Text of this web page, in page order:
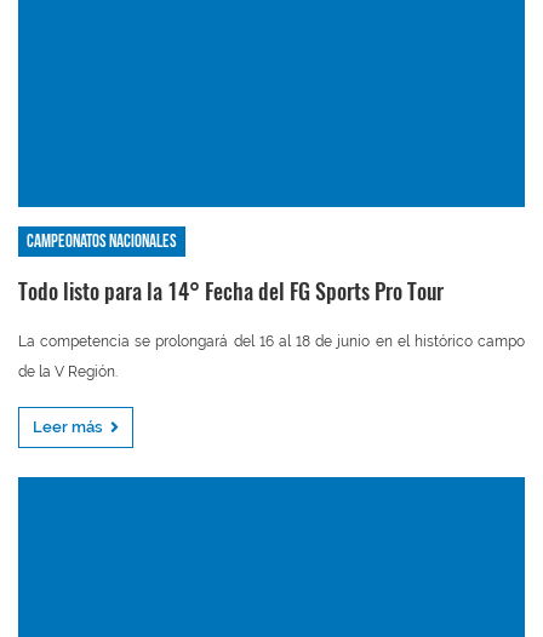
Campeonatos nacionales
Todo listo para la 14° Fecha del FG Sports Pro Tour
La competencia se prolongará del 16 al 18 de junio en el histórico campo
de la V Región.
Leer más